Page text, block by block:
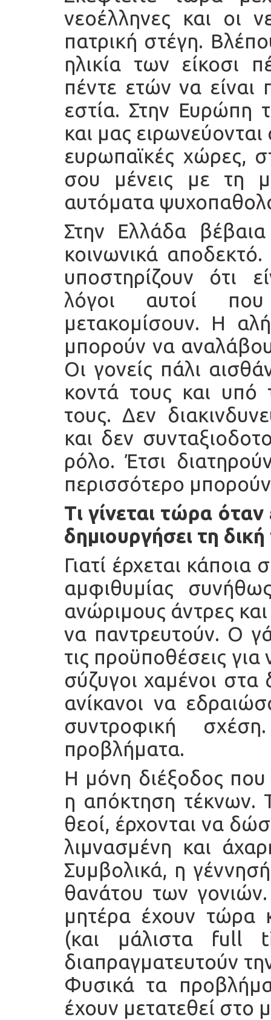
νεοέλληνες και οι
πατρική στέγη.
ηλικία των είκοσι
πέντε ετών να είναι
εστία. Στην Ευρώπη
και μας
ευρωπαϊκές χώρες,
σου μένεις με τη
αυτόματα
Στην Ελλάδα
κοινωνικά
υποστηρίζουν ότι
λόγοι αυτοί
μετακομίσουν. Η
μπορούν να
Οι γονείς πάλι
κοντά τους και υπό
τους. Δεν
και δεν
ρόλο. Έτσι
περισσότερο
Τι γίνεται τώρα
δημιουργήσει τη δική
Γιατί έρχεται
αμφιθυμίας
ανώριμους άντρες
να παντρευτούν. Ο
τις προϋποθέσεις
σύζυγοι χαμένοι στα
ανίκανοι να
συντροφική
προβλήματα.
Η μόνη διέξοδος που
η απόκτηση τέκνων.
θεοί, έρχονται να
λιμνασμένη και
Συμβολικά, η
θανάτου των
μητέρα έχουν τώρα
(και μάλιστα full
διαπραγματευτούν
Φυσικά τα
έχουν μετατεθεί στο